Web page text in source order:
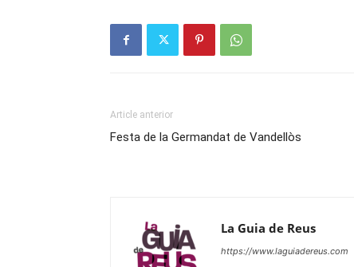
Article anterior
Festa de la Germandat de Vandellòs
La Guia de Reus
https://www.laguiadereus.com